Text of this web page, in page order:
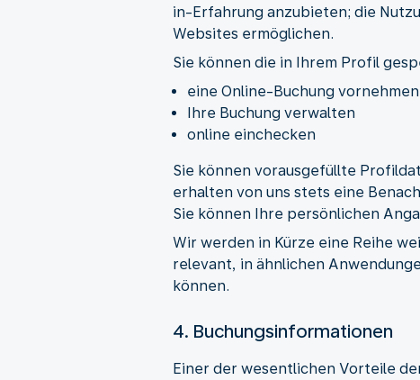
in-Erfahrung anzubieten; die
Websites ermöglichen.
Sie können die in Ihrem Profil
eine Online-Buchung vornehmen
Ihre Buchung verwalten
online einchecken
Sie können vorausgefüllte
erhalten von uns stets eine
Sie können Ihre persönlichen
Wir werden in Kürze eine Reihe
relevant, in ähnlichen
können.
4. Buchungsinformationen
Einer der wesentlichen Vorteile